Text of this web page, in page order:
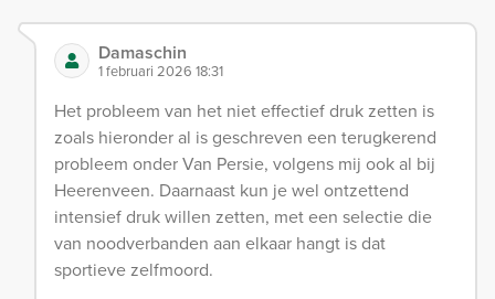
Damaschin
1 februari 2026 18:31
Het probleem van het niet effectief druk zetten is
zoals hieronder al is geschreven een terugkerend
probleem onder Van Persie, volgens mij ook al bij
Heerenveen. Daarnaast kun je wel ontzettend
intensief druk willen zetten, met een selectie die
van noodverbanden aan elkaar hangt is dat
sportieve zelfmoord.